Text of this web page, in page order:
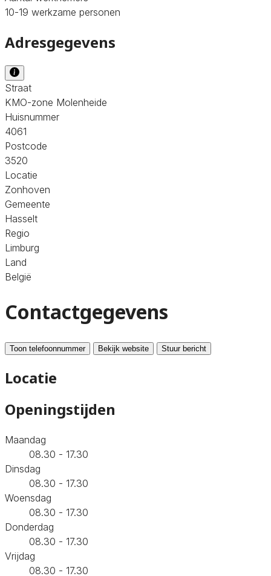
10-19 werkzame personen
Adresgegevens
Straat
KMO-zone Molenheide
Huisnummer
4061
Postcode
3520
Locatie
Zonhoven
Gemeente
Hasselt
Regio
Limburg
Land
België
Contactgegevens
Toon telefoonnummer Bekijk website Stuur bericht
Locatie
Openingstijden
Maandag
08.30 - 17.30
Dinsdag
08.30 - 17.30
Woensdag
08.30 - 17.30
Donderdag
08.30 - 17.30
Vrijdag
08.30 - 17.30